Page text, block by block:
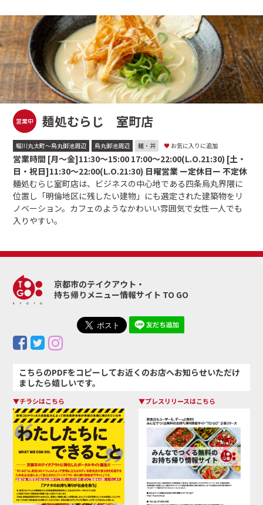
営業中 麺処むらじ 室町店
堀川丸太町〜烏丸御池周辺 烏丸御池周辺 麺・丼 ♥ お気に入りに追加
営業時間 [月～金]11:30～15:00 17:00～22:00(L.O.21:30) [土・
日・祝日]11:30～22:00(L.O.21:30) 日曜営業 ー定休日ー 不定休
麺処むらじ室町店は、ビジネスの中心地である四条烏丸界隈に
位置し「明倫地区に残したい建物」にも選定された建築物をリ
ノベーション。カフェのようなかわいい雰囲気で女性一人でも
入りやすい。
京都市のテイクアウト・
持ち帰りメニュー情報サイト TO GO
こちらのPDFをコピーしてお近くのお店へお知らせいただけ
ましたら嬉しいです。
▼チラシはこちら ▼プレスリリースはこちら